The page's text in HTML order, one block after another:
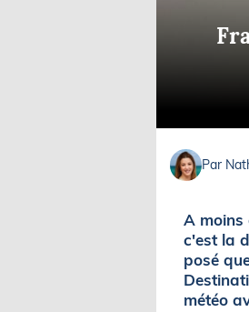
Par
A moins
c'est la
posé
météo